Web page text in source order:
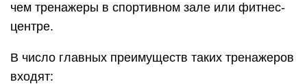
чем тренажеры в спортивном зале или фитнес-
центре.
В число главных преимуществ таких тренажеров
входят: